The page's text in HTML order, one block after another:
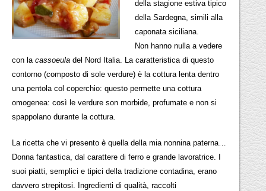
della stagione estiva tipico
della Sardegna, simili alla
caponata siciliana.
Non hanno nulla a vedere
con lacassoeula del Nord Italia. La caratteristica di questo
contorno (composto di sole verdure) è la cottura lenta dentro
una pentola col coperchio: questo permette una cottura
omogenea: così le verdure son morbide, profumate e non si
spappolano durante la cottura.
La ricetta che vi presento è quella della mia nonnina paterna…
Donna fantastica, dal carattere di ferro e grande lavoratrice. I
suoi piatti, semplici e tipici della tradizione contadina, erano
davvero strepitosi. Ingredienti di qualità, raccolti